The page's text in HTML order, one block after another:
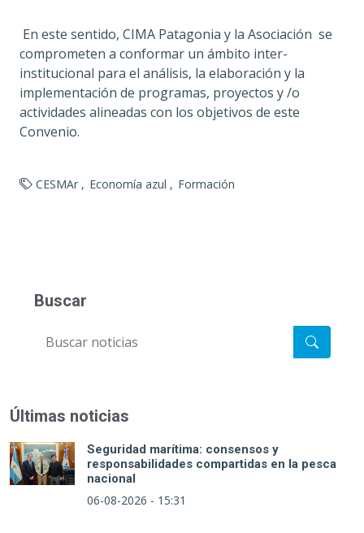
En este sentido, CIMA Patagonia y la Asociación se
comprometen a conformar un ámbito inter-
institucional para el análisis, la elaboración y la
implementación de programas, proyectos y /o
actividades alineadas con los objetivos de este
Convenio.
CESMAr Economía azul Formación
Buscar
Últimas noticias
Seguridad marítima: consensos y
responsabilidades compartidas en la pesca
nacional
06-08-2026 - 15:31